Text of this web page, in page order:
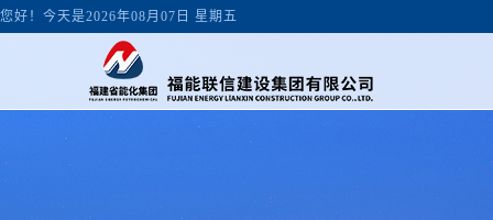
您好！今天是2026年08月07日 星期五